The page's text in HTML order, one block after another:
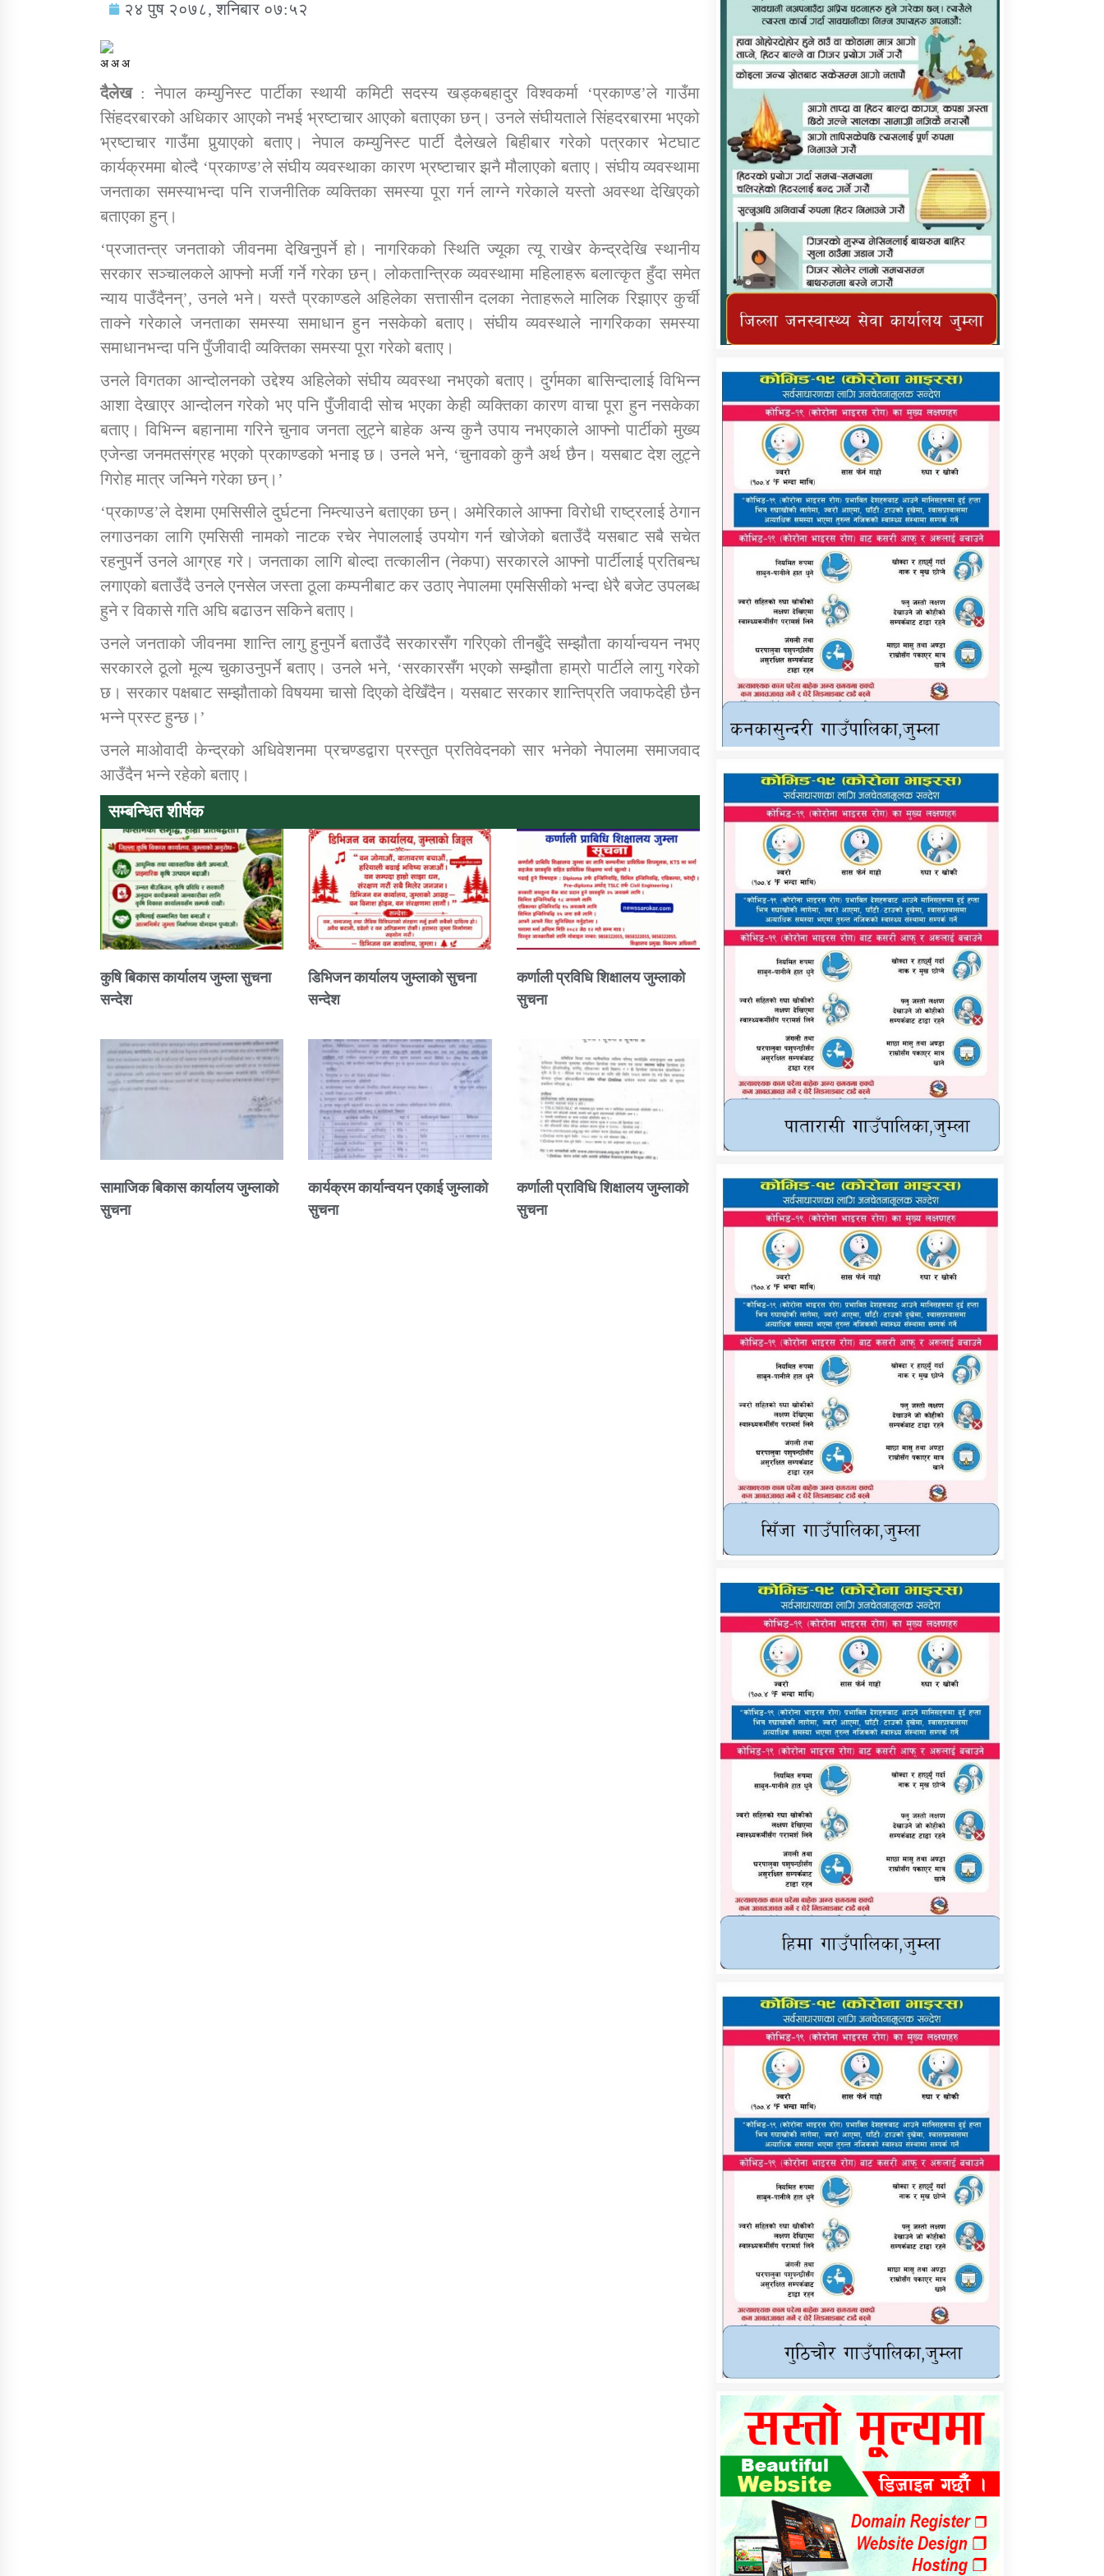
सामाजिक बिकास कार्यालय जुम्लाकाे सुचना कार्यक्रम कार्यान्वयन एकाई जुम्लाको सुचना कर्णाली प्राविधि शिक्षालय जुम्लाको सुचना
तातोपानी गाउँपालिकाको न्यायिक समिति सम्बन्धी
सन्देश
तातोपानी गाउँपालिका जुम्लाको महिला तथा
लैङ्गिक हिंसा सम्बन्धी सूचना सन्देश
तातोपानी गाउँपालिका जुम्लाको महिनावारी
तातोपानी गाउँपालिका जुम्लाको बालविवाह सन्देश
२४ पुष २०७८, शनिबार ०७:५२
अअअ
दैलेख: नेपाल कम्युनिस्ट पार्टीका स्थायी कमिटी सदस्य खड्कबहादुर विश्वकर्मा ‘प्रकाण्ड’ले गाउँमा
सिंहदरबारको अधिकार आएको नभई भ्रष्टाचार आएको बताएका छन्। उनले संघीयताले सिंहदरबारमा भएको
भ्रष्टाचार गाउँमा पुर्‍याएको बताए। नेपाल कम्युनिस्ट पार्टी दैलेखले बिहीबार गरेको पत्रकार भेटघाट
कार्यक्रममा बोल्दै ‘प्रकाण्ड’ले संघीय व्यवस्थाका कारण भ्रष्टाचार झनै मौलाएको बताए। संघीय व्यवस्थामा
जनताका समस्याभन्दा पनि राजनीतिक व्यक्तिका समस्या पूरा गर्न लाग्ने गरेकाले यस्तो अवस्था देखिएको
बताएका हुन्।
‘प्रजातन्त्र जनताको जीवनमा देखिनुपर्ने हो। नागरिकको स्थिति ज्यूका त्यू राखेर केन्द्रदेखि स्थानीय
सरकार सञ्चालकले आफ्नो मर्जी गर्ने गरेका छन्। लोकतान्त्रिक व्यवस्थामा महिलाहरू बलात्कृत हुँदा समेत
न्याय पाउँदैनन्’, उनले भने। यस्तै प्रकाण्डले अहिलेका सत्तासीन दलका नेताहरूले मालिक रिझाएर कुर्ची
ताक्ने गरेकाले जनताका समस्या समाधान हुन नसकेको बताए। संघीय व्यवस्थाले नागरिकका समस्या
समाधानभन्दा पनि पुँजीवादी व्यक्तिका समस्या पूरा गरेको बताए।
उनले विगतका आन्दोलनको उद्देश्य अहिलेको संघीय व्यवस्था नभएको बताए। दुर्गमका बासिन्दालाई विभिन्न
आशा देखाएर आन्दोलन गरेको भए पनि पुँजीवादी सोच भएका केही व्यक्तिका कारण वाचा पूरा हुन नसकेका
बताए। विभिन्न बहानामा गरिने चुनाव जनता लुट्ने बाहेक अन्य कुनै उपाय नभएकाले आफ्नो पार्टीको मुख्य
एजेन्डा जनमतसंग्रह भएको प्रकाण्डको भनाइ छ। उनले भने, ‘चुनावको कुनै अर्थ छैन। यसबाट देश लुट्ने
गिरोह मात्र जन्मिने गरेका छन्।’
‘प्रकाण्ड’ले देशमा एमसिसीले दुर्घटना निम्त्याउने बताएका छन्। अमेरिकाले आफ्ना विरोधी राष्ट्रलाई ठेगान
लगाउनका लागि एमसिसी नामको नाटक रचेर नेपाललाई उपयोग गर्न खोजेको बताउँदै यसबाट सबै सचेत
रहनुपर्ने उनले आग्रह गरे। जनताका लागि बोल्दा तत्कालीन (नेकपा) सरकारले आफ्नो पार्टीलाई प्रतिबन्ध
लगाएको बताउँदै उनले एनसेल जस्ता ठूला कम्पनीबाट कर उठाए नेपालमा एमसिसीको भन्दा धेरै बजेट उपलब्ध
हुने र विकासे गति अघि बढाउन सकिने बताए।
उनले जनताको जीवनमा शान्ति लागु हुनुपर्ने बताउँदै सरकारसँग गरिएको तीनबुँदे सम्झौता कार्यान्वयन नभए
सरकारले ठूलो मूल्य चुकाउनुपर्ने बताए। उनले भने, ‘सरकारसँग भएको सम्झौता हाम्रो पार्टीले लागु गरेको
छ। सरकार पक्षबाट सम्झौताको विषयमा चासो दिएको देखिँदैन। यसबाट सरकार शान्तिप्रति जवाफदेही छैन
भन्ने प्रस्ट हुन्छ।’
उनले माओवादी केन्द्रको अधिवेशनमा प्रचण्डद्वारा प्रस्तुत प्रतिवेदनको सार भनेको नेपालमा समाजवाद
आउँदैन भन्ने रहेको बताए।
सम्बन्धित शीर्षक
कुषि बिकास कार्यालय जुम्ला सुचना
सन्देश
डिभिजन कार्यालय जुम्लाको सुचना
सन्देश
कर्णाली प्रविधि शिक्षालय जुम्लाको
सुचना
सामाजिक बिकास कार्यालय जुम्लाकाे
सुचना
कार्यक्रम कार्यान्वयन एकाई जुम्लाको
सुचना
कर्णाली प्राविधि शिक्षालय जुम्लाको
सुचना